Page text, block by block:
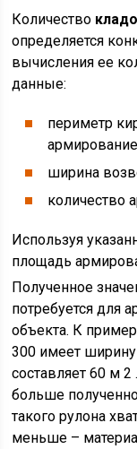
Количество
определяется
вычисления ее
данные:
периметр
ширина
количество
Используя
площадь
Полученное
потребуется для
объекта. К
300 имеет
составляет 60 м 2
больше
такого рулона
меньше –